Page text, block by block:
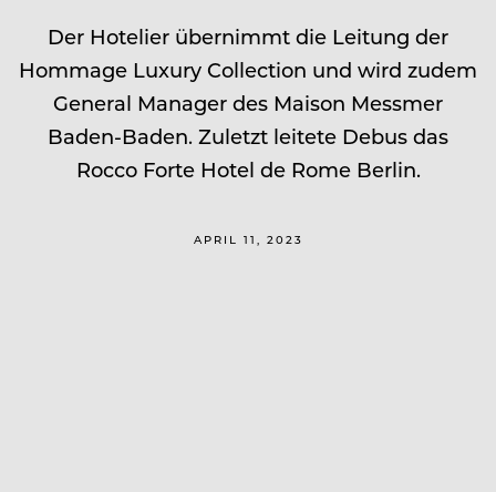
Der Hotelier übernimmt die Leitung der
Hommage Luxury Collection und wird zudem
General Manager des Maison Messmer
Baden-Baden. Zuletzt leitete Debus das
Rocco Forte Hotel de Rome Berlin.
APRIL 11, 2023